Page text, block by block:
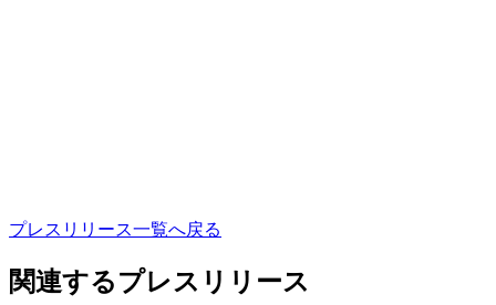
プレ ス リ リ ース一覧へ戻る
関連するプレスリリース